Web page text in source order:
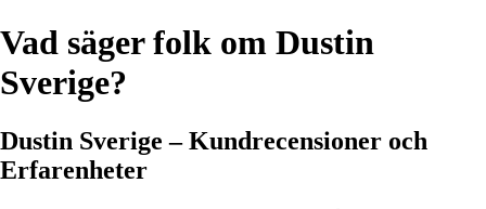
Vad säger folk om Dustin
Sverige?
Dustin Sverige – Kundrecensioner och
Erfarenheter